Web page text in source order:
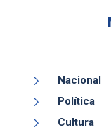
Nacional
Política
Cultura